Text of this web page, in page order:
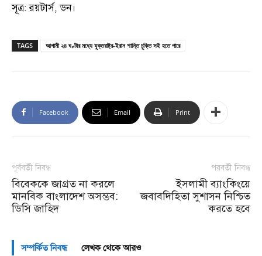
সূত্র: রয়টার্স, ডন।
TAGS আগামী ২৪ ঘণ্টার মধ্যে যুক্তরাষ্ট্র-ইরান শান্তি চুক্তি সই হতে পারে
Facebook Email Print
পূর্ববর্তী নিবন্ধ
বিবেককে জাগ্রত না করলে
মানবিক বাংলাদেশ অসম্ভব:
ডিসি জাহিদ
পরবর্তী নিবন্ধ
ইসলামী ব্যাংকিংয়ে
জবাবদিহিতা সুশাসন নিশ্চিত
করতে হবে
সম্পর্কিত নিবন্ধ লেখক থেকে আরও